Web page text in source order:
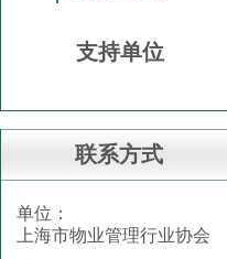
支持单位
联系方式
单位：
上海市物业管理行业协会